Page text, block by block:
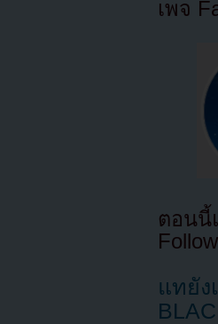
เพจ
ตอนนี้
แทยัง